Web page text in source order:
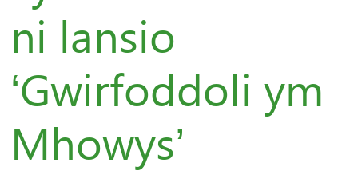
ni lansio
‘Gwirfoddoli ym
Mhowys’